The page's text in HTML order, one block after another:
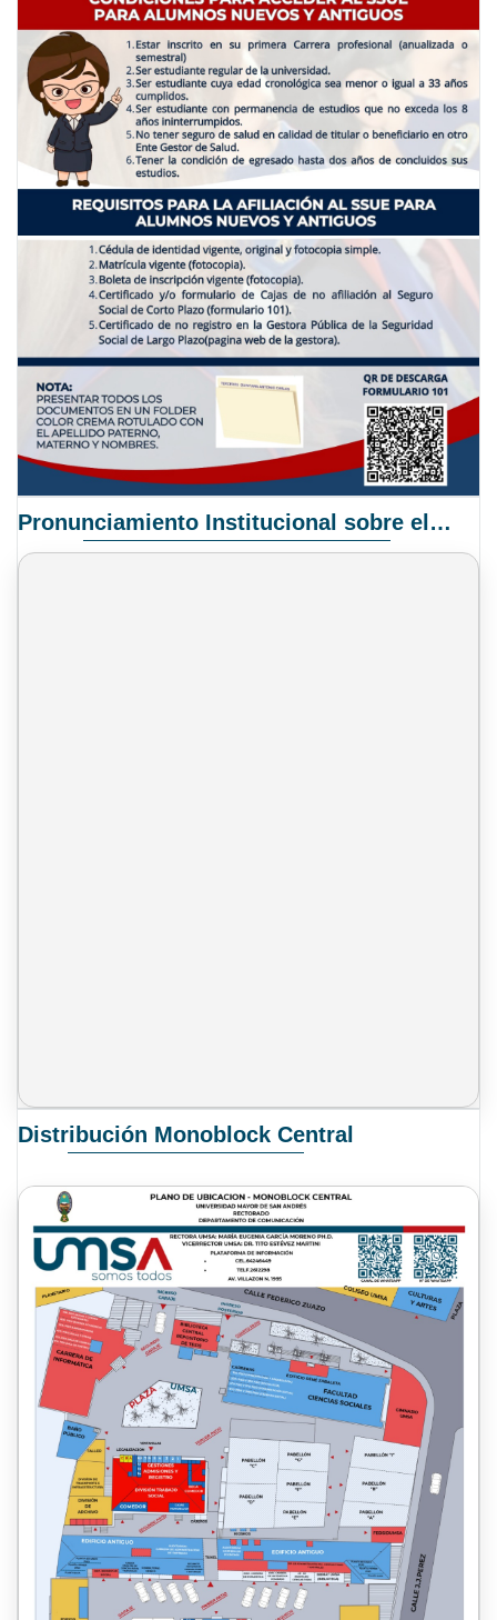
Pronunciamiento Institucional sobre el Proyecto de Ley N° 068/2025-2026 C.S.
Distribución Monoblock Central